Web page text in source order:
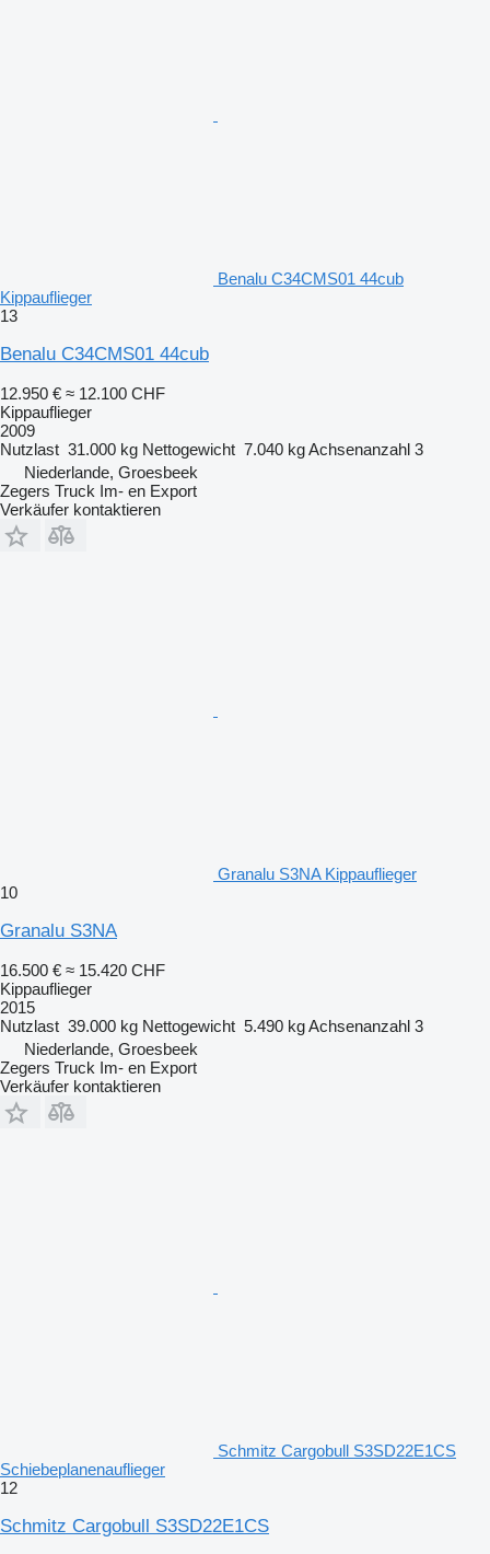
Benalu C34CMS01 44cub
Kippauflieger
13
Benalu C34CMS01 44cub
12.950 € ≈ 12.100 CHF
Kippauflieger
2009
Nutzlast 31.000 kg Nettogewicht 7.040 kgAchsenanzahl 3
Niederlande, Groesbeek
Zegers Truck Im- en Export
Verkäufer kontaktieren
Granalu S3NA Kippauflieger
10
Granalu S3NA
16.500 € ≈ 15.420 CHF
Kippauflieger
2015
Nutzlast 39.000 kg Nettogewicht 5.490 kgAchsenanzahl 3
Niederlande, Groesbeek
Zegers Truck Im- en Export
Verkäufer kontaktieren
Schmitz Cargobull S3SD22E1CS
Schiebeplanenauflieger
12
Schmitz Cargobull S3SD22E1CS